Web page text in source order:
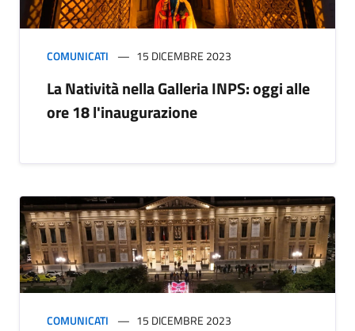
COMUNICATI 15 DICEMBRE 2023
La Natività nella Galleria INPS: oggi alle
ore 18 l'inaugurazione
COMUNICATI 15 DICEMBRE 2023